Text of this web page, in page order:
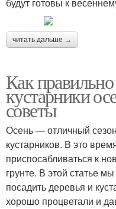
будут готовы к
читать дальше →
Как
кустарники
советы
Осень — отличный
кустарников. В это
приспосабливаться к
грунте. В этой статье
посадить деревья и
хорошо процветали и